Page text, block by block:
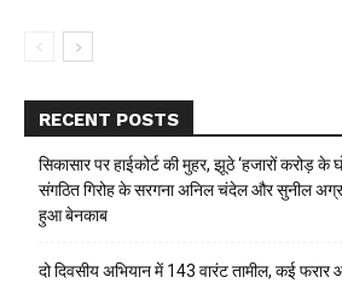
RECENT POSTS
सिकासार पर हाईकोर्ट की मुहर, झूठे ‘हजारों करोड़ के
संगठित गिरोह के सरगना अनिल चंदेल और सुनील
हुआ बेनकाब
दो दिवसीय अभियान में 143 वारंट तामील, कई फरार